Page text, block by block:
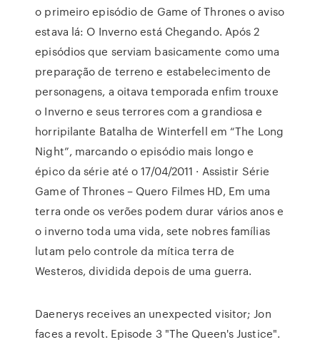
o primeiro episódio de Game of Thrones o aviso
estava lá: O Inverno está Chegando. Após 2
episódios que serviam basicamente como uma
preparação de terreno e estabelecimento de
personagens, a oitava temporada enfim trouxe
o Inverno e seus terrores com a grandiosa e
horripilante Batalha de Winterfell em “The Long
Night”, marcando o episódio mais longo e
épico da série até o 17/04/2011 · Assistir Série
Game of Thrones – Quero Filmes HD, Em uma
terra onde os verões podem durar vários anos e
o inverno toda uma vida, sete nobres famílias
lutam pelo controle da mítica terra de
Westeros, dividida depois de uma guerra.
Daenerys receives an unexpected visitor; Jon
faces a revolt. Episode 3 "The Queen's Justice".